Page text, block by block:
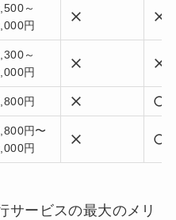
～
円
～
円
円
円〜
円
サービスの最大のメリ